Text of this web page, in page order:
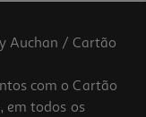
Auchan / Cartão
com o Cartão
em todos os